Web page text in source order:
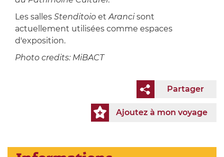
Les salles Stenditoio etArancisont
actuellement utilisées comme espaces
d'exposition.
Photo credits: MiBACT
Partager
Ajoutez à mon voyage